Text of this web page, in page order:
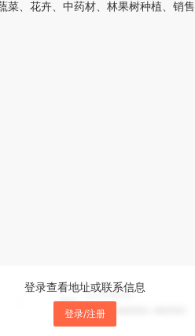
菜、花卉、中药材、林果树种植、销售
登录查看地址或联系信息
登录/注册